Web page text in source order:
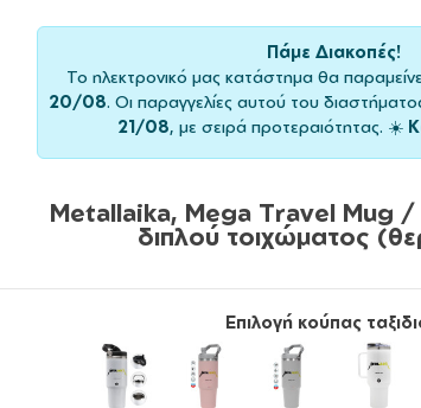
Πάμε Διακοπές!
Το ηλεκτρονικό μας κατάστημα θα
20/08. Οι παραγγελίες αυτού του
21/08, με σειρά προτεραιότητας. ☀️
Metallaika, Mega Travel Mug /
διπλού τοιχώματος
Επιλογή κούπας